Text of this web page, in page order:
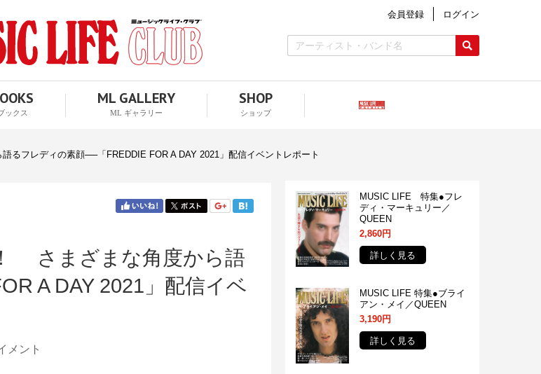
会員登録 ログイン
ックス
ML GALLERY
ML ギャラリー
SHOP
ショップ
フレディの素顔──「FREDDIE FOR A DAY 2021」配信イベントレポート
さまざまな角度から語
A DAY 2021」配信イベ
メント
MUSIC LIFE 特集●フレ
ディ・マーキュリー／
QUEEN
2,860円
詳しく見る
MUSIC LIFE 特集●ブライ
アン・メイ／QUEEN
3,190円
詳しく見る